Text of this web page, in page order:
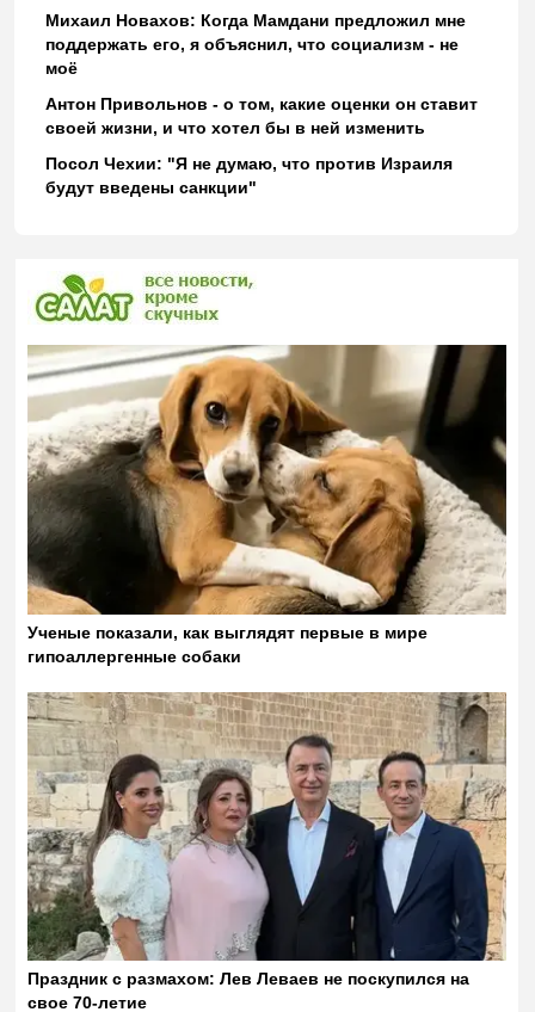
Михаил Новахов: Когда Мамдани предложил мне
поддержать его, я объяснил, что социализм - не
моё
Антон Привольнов - о том, какие оценки он ставит
своей жизни, и что хотел бы в ней изменить
Посол Чехии: "Я не думаю, что против Израиля
будут введены санкции"